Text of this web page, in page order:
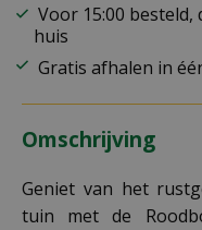
Voor 15:00
huis
Gratis afhalen in
Omschrijving
Geniet van het
tuin met de